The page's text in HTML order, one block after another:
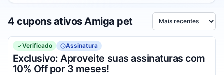
4 cupons ativos Amiga pet Ordenar por
Verificado Assinatura
Exclusivo: Aproveite suas assinaturas com
10% Off por 3 meses!